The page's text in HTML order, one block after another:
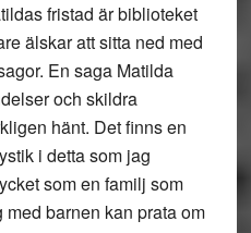
fristad är biblioteket
älskar att sitta ned med
En saga Matilda
och skildra
hänt. Det finns en
i detta som jag
som en familj som
barnen kan prata om